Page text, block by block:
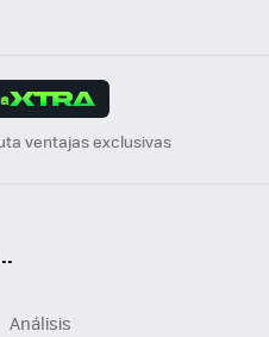
ventajas exclusivas
Análisis